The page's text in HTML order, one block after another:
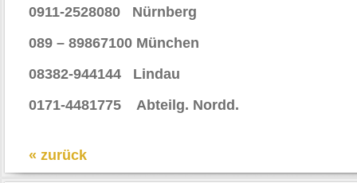
0911-2528080 Nürnberg
089 – 89867100 München
08382-944144 Lindau
0171-4481775 Abteilg. Nordd.
« zurück